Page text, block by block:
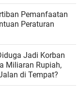
Pemanfaatan
Peraturan
Jadi Korban
Miliaran Rupiah,
di Tempat?